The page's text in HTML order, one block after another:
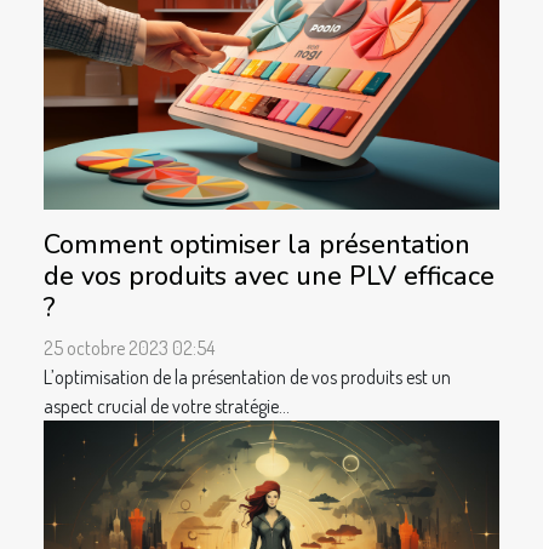
Comment optimiser la présentation
de vos produits avec une PLV efficace
?
25 octobre 2023 02:54
L’optimisation de la présentation de vos produits est un
aspect crucial de votre stratégie...